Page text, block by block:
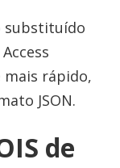
substituído
mais rápido,
JSON.
de